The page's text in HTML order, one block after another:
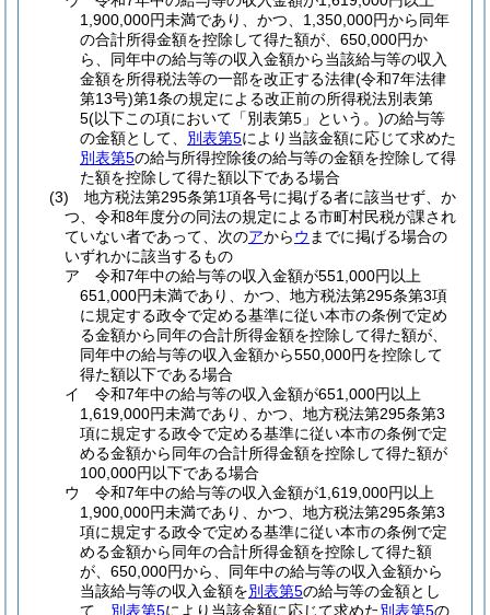
1,900,000円未満であり、かつ、1,350,000円から同年
の合計所得金額を控除して得た額が、650,000円か
ら、同年中の給与等の収入金額から当該給与等の収入
金額を所得税法等の一部を改正する法律(令和7年法律
第13号)第1条の規定による改正前の所得税法別表第
5(以下この項において「別表第5」という。)の給与等
の金額として、 別表第5により当該金額に応じて求めた
別表第5の給与所得控除後の給与等の金額を控除して得
た額を控除して得た額以下である場合
(3)
地方税法第295条第1項各号に掲げる者に該当せず、か
つ、令和8年度分の同法の規定による市町村民税が課され
ていない者であって、次のアからウ までに掲げる場合の
いずれかに該当するもの
ア
令和7年中の給与等の収入金額が551,000円以上
651,000円未満であり、かつ、地方税法第295条第3項
に規定する政令で定める基準に従い本市の条例で定め
る金額から同年の合計所得金額を控除して得た額が、
同年中の給与等の収入金額から550,000円を控除して
得た額以下である場合
イ
令和7年中の給与等の収入金額が651,000円以上
1,619,000円未満であり、かつ、地方税法第295条第3
項に規定する政令で定める基準に従い本市の条例で定
める金額から同年の合計所得金額を控除して得た額が
100,000円以下である場合
ウ
令和7年中の給与等の収入金額が1,619,000円以上
1,900,000円未満であり、かつ、地方税法第295条第3
項に規定する政令で定める基準に従い本市の条例で定
める金額から同年の合計所得金額を控除して得た額
が、650,000円から、同年中の給与等の収入金額から
当該給与等の収入金額を別表第5の給与等の金額とし
て、 別表第5により当該金額に応じて求めた別表第5の